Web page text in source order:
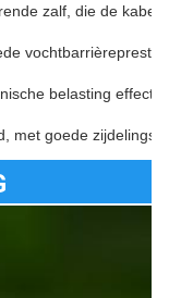
zalf, die de kabel
belasting
met goede